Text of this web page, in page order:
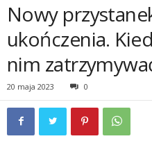
Nowy
ukończenia.
nim
20 maja 2023 0